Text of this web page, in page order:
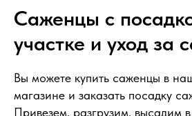
Саженцы с
участке и уход за
Вы можете купить саженцы в
магазине и заказать посадку
Привезем, разгрузим, высадим в